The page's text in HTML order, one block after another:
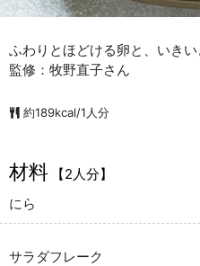
ふわりとほどける卵と、いきい
監修：牧野直子さん
約189kcal/1人分
材料
【2人分】
にら
サラダフレーク